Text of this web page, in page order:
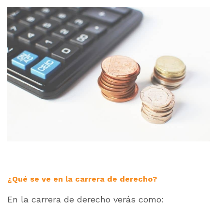
¿Qué se ve en la carrera de derecho?
En la carrera de derecho verás como: